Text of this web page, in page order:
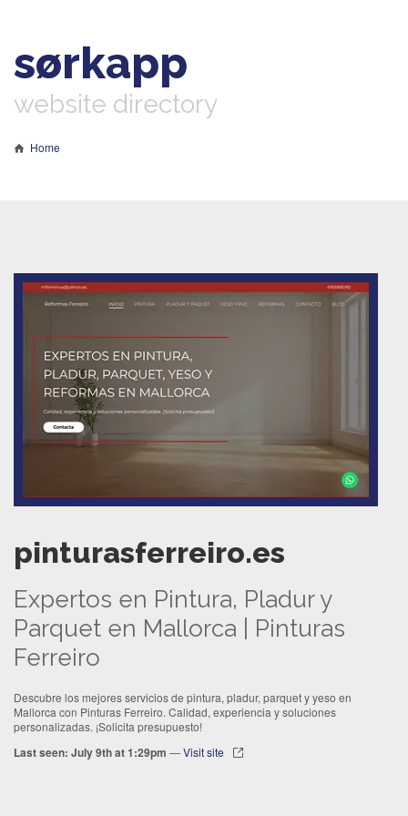
sørkapp
website directory
Home
pinturasferreiro.es
Expertos en Pintura, Pladur y
Parquet en Mallorca | Pinturas
Ferreiro
Descubre los mejores servicios de pintura, pladur, parquet y yeso en
Mallorca con Pinturas Ferreiro. Calidad, experiencia y soluciones
personalizadas. ¡Solicita presupuesto!
Last seen: July 9th at 1:29pm —Visit site